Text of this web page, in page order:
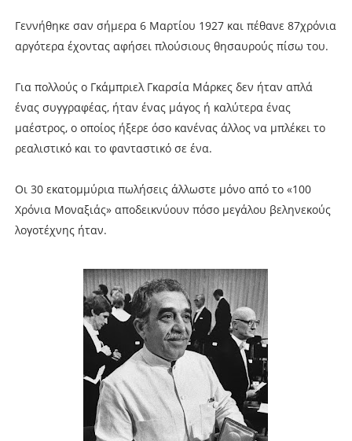
Γεννήθηκε σαν σήμερα 6 Μαρτίου 1927 και πέθανε 87χρόνια
αργότερα έχοντας αφήσει πλούσιους θησαυρούς πίσω του.
Για πολλούς ο Γκάμπριελ Γκαρσία Μάρκες δεν ήταν απλά
ένας συγγραφέας, ήταν ένας μάγος ή καλύτερα ένας
μαέστρος, ο οποίος ήξερε όσο κανένας άλλος να μπλέκει το
ρεαλιστικό και το φανταστικό σε ένα.
Οι 30 εκατομμύρια πωλήσεις άλλωστε μόνο από το «100
Χρόνια Μοναξιάς» αποδεικνύουν πόσο μεγάλου βεληνεκούς
λογοτέχνης ήταν.